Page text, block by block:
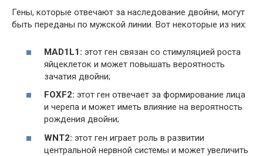
Гены, которые отвечают за наследование двойни, могут
быть переданы по мужской линии. Вот некоторые из них:
MAD1L1: этот ген связан со стимуляцией роста
яйцеклеток и может повышать вероятность
зачатия двойни;
FOXF2: этот ген отвечает за формирование лица
и черепа и может иметь влияние на вероятность
рождения двойни;
WNT2: этот ген играет роль в развитии
центральной нервной системы и может увеличить